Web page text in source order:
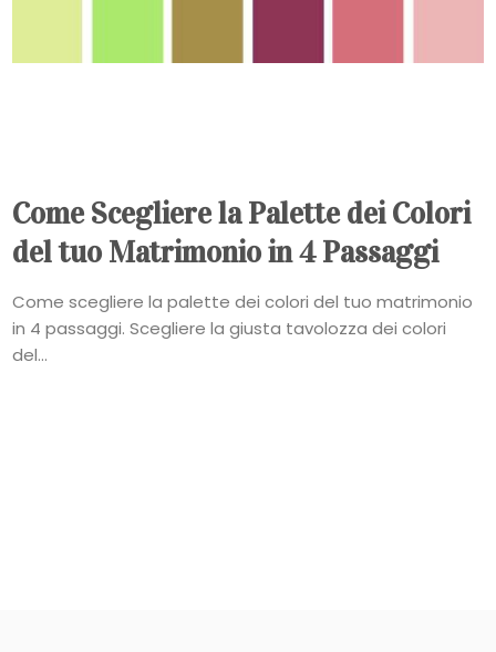
Come Scegliere la Palette dei Colori
del tuo Matrimonio in 4 Passaggi
Come scegliere la palette dei colori del tuo matrimonio
in 4 passaggi. Scegliere la giusta tavolozza dei colori
del...